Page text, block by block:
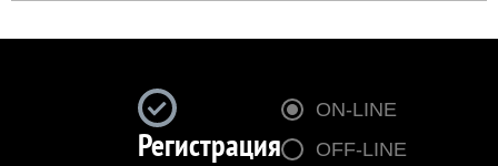
Регистрация
ON‑LINE
OFF‑LINE